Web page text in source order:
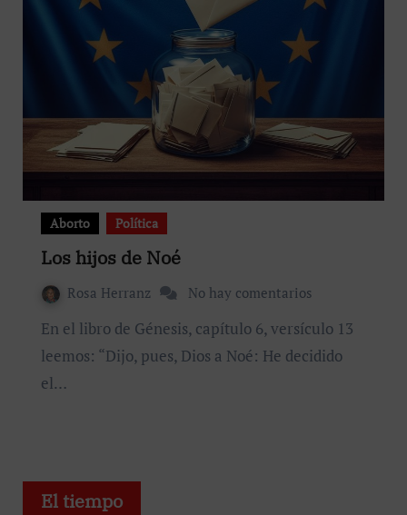
Aborto Política
Los hijos de Noé
Rosa Herranz No hay comentarios
En el libro de Génesis, capítulo 6, versículo 13
leemos: “Dijo, pues, Dios a Noé: He decidido
el…
El tiempo